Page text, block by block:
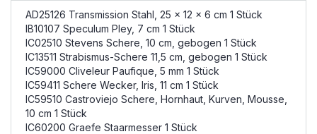
AD25126 Transmission Stahl, 25 x 12 x 6 cm 1 Stück
IB10107 Speculum Pley, 7 cm 1 Stück
IC02510 Stevens Schere, 10 cm, gebogen 1 Stück
IC13511 Strabismus-Schere 11,5 cm, gebogen 1 Stück
IC59000 Cliveleur Paufique, 5 mm 1 Stück
IC59411 Schere Wecker, Iris, 11 cm 1 Stück
IC59510 Castroviejo Schere, Hornhaut, Kurven, Mousse,
10 cm 1 Stück
IC60200 Graefe Staarmesser 1 Stück